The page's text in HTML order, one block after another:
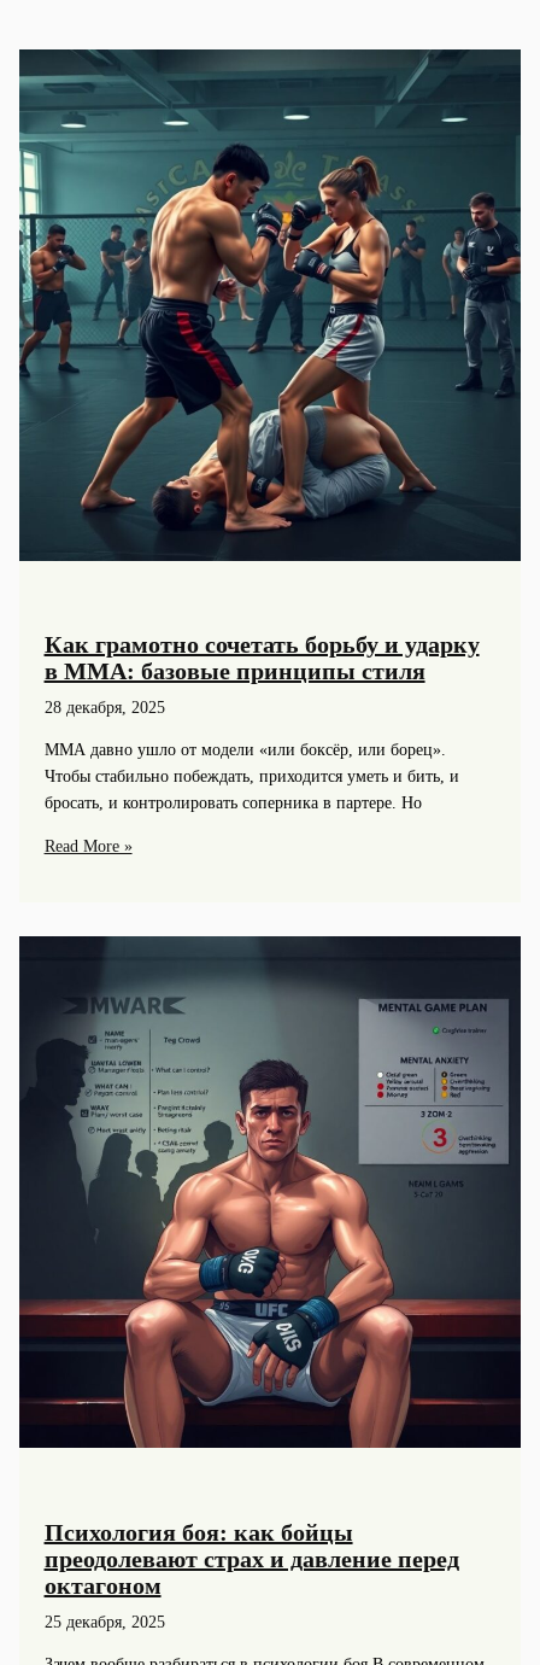
Как грамотно сочетать борьбу и ударку
в ММА: базовые принципы стиля
28 декабря, 2025
ММА давно ушло от модели «или боксёр, или борец».
Чтобы стабильно побеждать, приходится уметь и бить, и
бросать, и контролировать соперника в партере. Но
Как
базовые
принципы
стиля
Read More »
Психология боя: как бойцы
преодолевают страх и давление перед
октагоном
25 декабря, 2025